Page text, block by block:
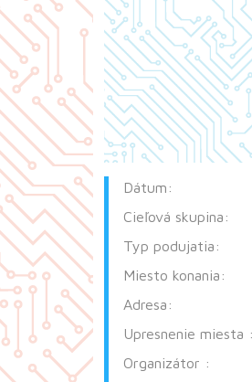
Dátum:
Cieľová skupina:
Typ podujatia:
Miesto konania:
Adresa:
Upresnenie miesta :
Organizátor :